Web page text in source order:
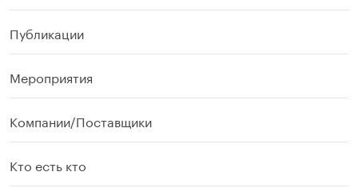
Публикации
Мероприятия
Компании/Поставщики
Кто есть кто